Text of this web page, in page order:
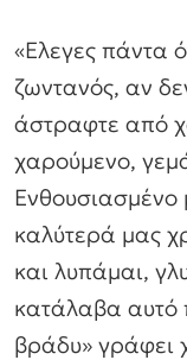
«Ελεγες πάντα
ζωντανός, αν
άστραφτε από
χαρούμενο,
καλύτερά μας
και λυπάμαι,
κατάλαβα αυτό
βράδυ» γράφει